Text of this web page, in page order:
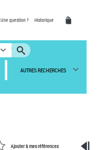
Une question ? Historique
AUTRES RECHERCHES
Ajouter à mes références